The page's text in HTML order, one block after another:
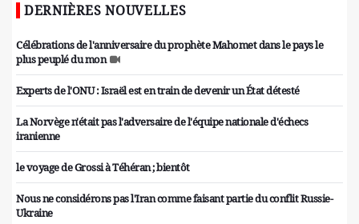
DERNIÈRES NOUVELLES
Célébrations de l'anniversaire du prophète Mahomet dans le pays le
plus peuplé du mon
Experts de l'ONU : Israël est en train de devenir un État détesté
La Norvège n'était pas l'adversaire de l'équipe nationale d'échecs
iranienne
le voyage de Grossi à Téhéran ; bientôt
Nous ne considérons pas l'Iran comme faisant partie du conflit Russie-
Ukraine